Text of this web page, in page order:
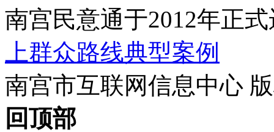
南宫民意通于2012年正
上群众路线典型案例
南宫市互联网信息中心
回顶部